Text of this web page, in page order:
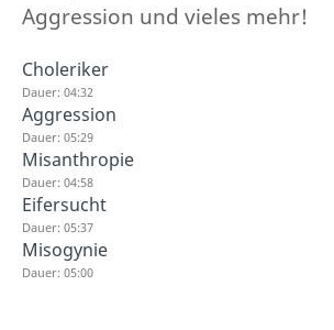
Aggression und vieles mehr!
Choleriker
Dauer: 04:32
Aggression
Dauer: 05:29
Misanthropie
Dauer: 04:58
Eifersucht
Dauer: 05:37
Misogynie
Dauer: 05:00